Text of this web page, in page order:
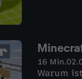
16 Min.
Warum